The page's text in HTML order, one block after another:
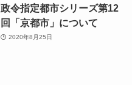
政令指定都市シリーズ第12
回「京都市」について
2020年8月25日